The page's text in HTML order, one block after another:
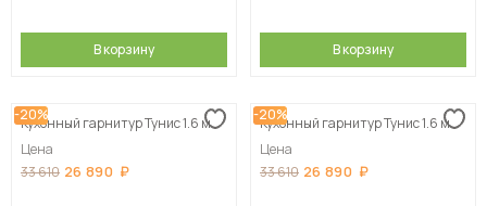
В корзину В корзину
-20%
Кухонный гарнитур Тунис 1.6 м
Цена
33 610 26 890
-20%
Кухонный гарнитур Тунис 1.6 м
Цена
33 610 26 890